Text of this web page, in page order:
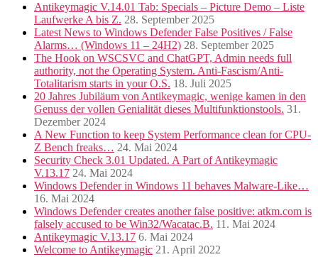
Antikeymagic V.14.01 Tab: Specials – Picture Demo – Liste
Laufwerke A bis Z. 28. September 2025
Latest News to Windows Defender False Positives / False
Alarms… (Windows 11 – 24H2) 28. September 2025
The Hook on WSCSVC and ChatGPT, Admin needs full
authority, not the Operating System. Anti-Fascism/Anti-
Totalitarism starts in your O.S. 18. Juli 2025
20 Jahres Jubiläum von Antikeymagic, wenige kamen in den
Genuss der vollen Genialität dieses Multifunktionstools. 31.
Dezember 2024
A New Function to keep System Performance clean for CPU-
Z Bench freaks… 24. Mai 2024
Security Check 3.01 Updated. A Part of Antikeymagic
V.13.17 24. Mai 2024
Windows Defender in Windows 11 behaves Malware-Like…
16. Mai 2024
Windows Defender creates another false positive: atkm.com is
falsely accused to be Win32/Wacatac.B. 11. Mai 2024
Antikeymagic V.13.17 6. Mai 2024
Welcome to Antikeymagic 21. April 2022